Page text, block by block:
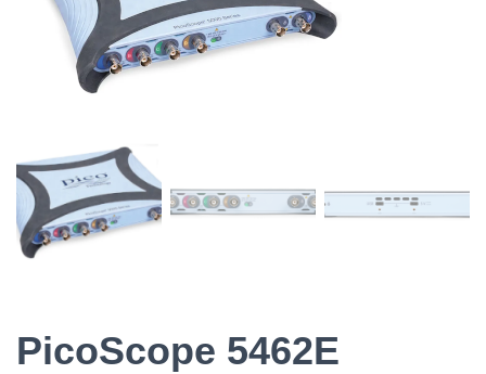
PicoScope 5462E